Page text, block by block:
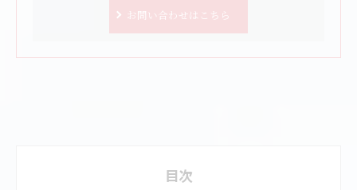
お問い合わせはこちら
目次